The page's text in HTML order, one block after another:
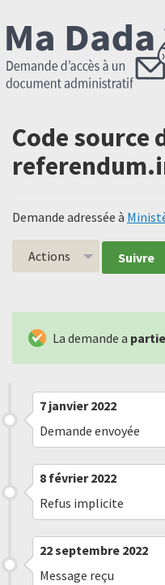
Code source
Demande adressée à
Actions Suivre
La demande a
7 janvier 2022
Demande envoyée
8 février 2022
Refus implicite
22 septembre 2022
Message reçu